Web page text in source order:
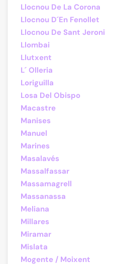
Llocnou De La Corona
Llocnou D´En Fenollet
Llocnou De Sant Jeroni
Llombai
Llutxent
L´ Olleria
Loriguilla
Losa Del Obispo
Macastre
Manises
Manuel
Marines
Masalavés
Massalfassar
Massamagrell
Massanassa
Meliana
Millares
Miramar
Mislata
Mogente / Moixent